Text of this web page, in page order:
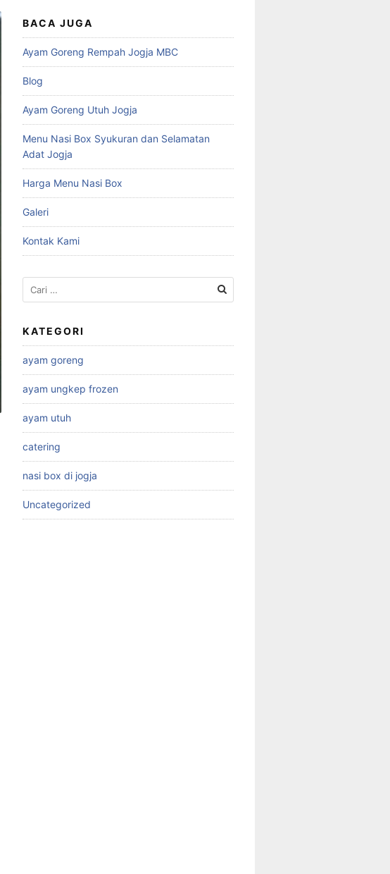
BACA JUGA
Ayam Goreng Rempah Jogja MBC
Blog
Ayam Goreng Utuh Jogja
Menu Nasi Box Syukuran dan Selamatan
Adat Jogja
Harga Menu Nasi Box
Galeri
Kontak Kami
Cari
untuk:
KATEGORI
ayam goreng
ayam ungkep frozen
ayam utuh
catering
nasi box di jogja
Uncategorized